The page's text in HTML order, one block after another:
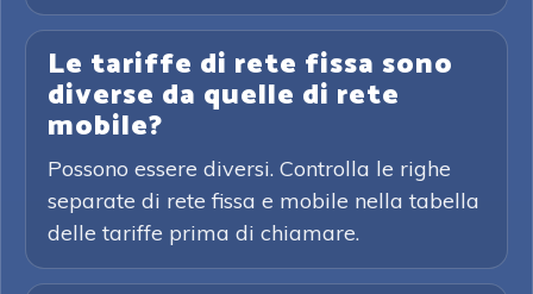
Le tariffe di rete fissa sono
diverse da quelle di rete
mobile?
Possono essere diversi. Controlla le righe
separate di rete fissa e mobile nella tabella
delle tariffe prima di chiamare.